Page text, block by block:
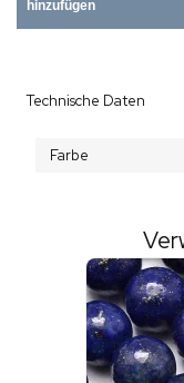
hinzufügen
Technische Daten
Farbe